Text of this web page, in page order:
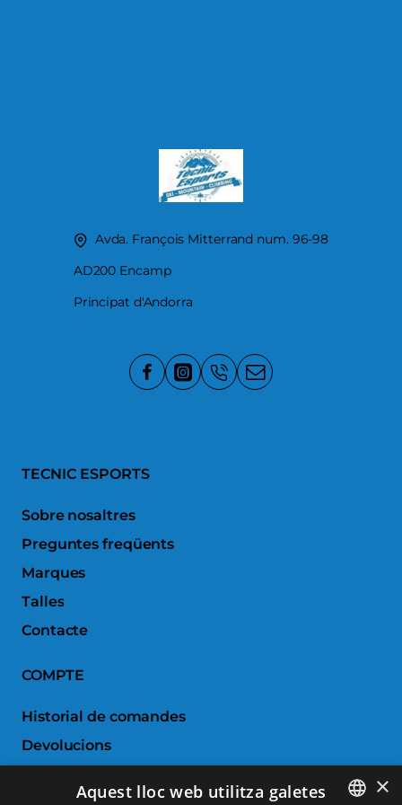
Avda. François Mitterrand num. 96-98
AD200 Encamp
Principat d'Andorra
TECNIC ESPORTS
Sobre nosaltres
Preguntes freqüents
Marques
Talles
Contacte
COMPTE
Historial de comandes
Devolucions
×
Aquest lloc web utilitza galetes